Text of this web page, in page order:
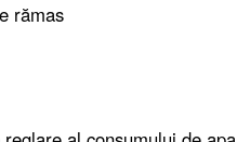
rămas